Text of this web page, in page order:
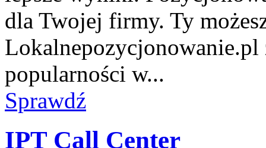
dla Twojej firmy. Ty
popularności w...
Sprawdź
IPT Call Center